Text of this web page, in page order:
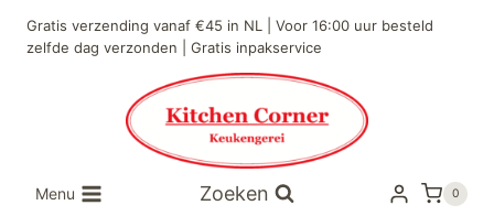
naar
Gratis verzending vanaf €45 in NL | Voor 16:00 uur besteld
zelfde dag verzonden | Gratis inpakservice
Menu Zoeken 0